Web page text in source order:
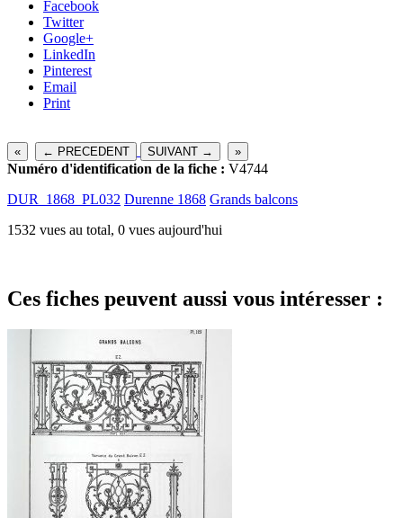
Facebook
Twitter
Google+
LinkedIn
Pinterest
Email
Print
« ← PRECEDENT SUIVANT → »
Numéro d'identification de la fiche : V4744
DUR_1868_PL032 Durenne 1868 Grands balcons
1532 vues au total, 0 vues aujourd'hui
Ces fiches peuvent aussi vous intéresser :